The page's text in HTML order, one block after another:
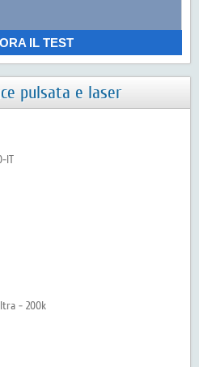
IL TEST
pulsata e laser
IT
- 200k